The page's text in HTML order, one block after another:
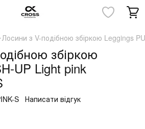
Лосини з V-подібною збіркою Leggings
збіркою
UP Light pink
S Написати відгук